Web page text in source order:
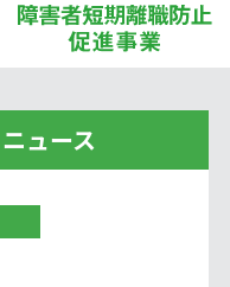
ュース